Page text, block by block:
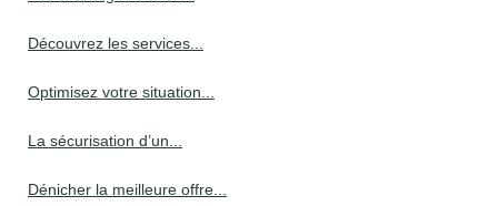
Découvrez les services...
Optimisez votre situation...
La sécurisation d’un...
Dénicher la meilleure offre...